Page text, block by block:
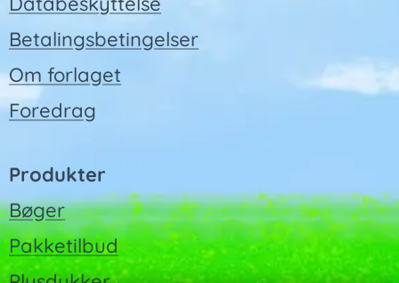
Betalingsbetingelser
Om forlaget
Foredrag
Produkter
Bøger
Pakketilbud